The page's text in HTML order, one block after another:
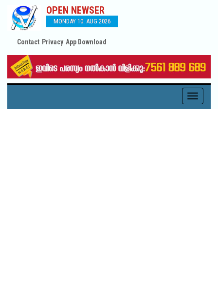
OPEN NEWSER
MONDAY 10. AUG 2026
Contact Privacy App Download
Toggle